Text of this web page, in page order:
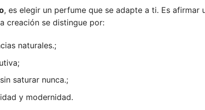
, es elegir un perfume que se adapte a ti. Es
creación se distingue por:
naturales.;
saturar nunca.;
y modernidad.